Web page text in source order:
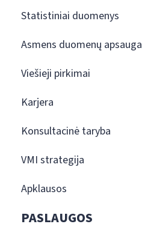
Statistiniai duomenys
Asmens duomenų apsauga
Viešieji pirkimai
Karjera
Konsultacinė taryba
VMI strategija
Apklausos
PASLAUGOS